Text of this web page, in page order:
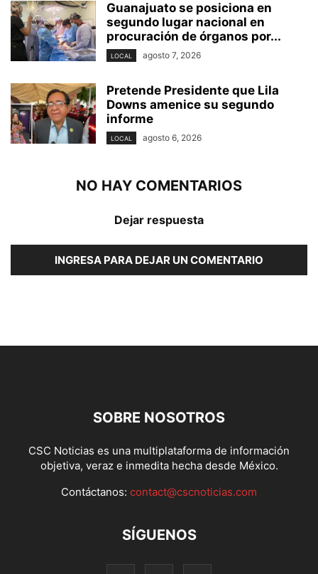
Guanajuato se posiciona en
segundo lugar nacional en
procuración de órganos por...
LOCAL agosto 7, 2026
Pretende Presidente que Lila
Downs amenice su segundo
informe
LOCAL agosto 6, 2026
NO HAY COMENTARIOS
Dejar respuesta
INGRESA PARA DEJAR UN COMENTARIO
SOBRE NOSOTROS
CSC Noticias es una multiplataforma de información
objetiva, veraz e inmedita hecha desde México.
Contáctanos: contact@cscnoticias.com
SÍGUENOS